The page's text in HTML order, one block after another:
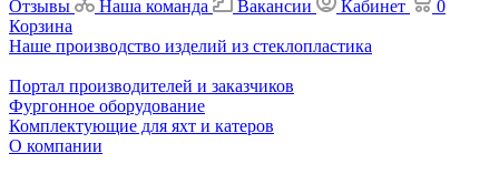
Отзывы
Наша команда Вакансии Кабинет
0
Корзина
Наше производство изделий из стеклопластика
Портал производителей и заказчиков
Фургонное оборудование
Комплектующие для яхт и катеров
О компании